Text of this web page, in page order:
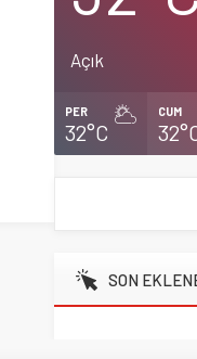
Açık
PER
32°C
CUM
SON